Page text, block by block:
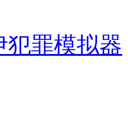
犯罪模拟器